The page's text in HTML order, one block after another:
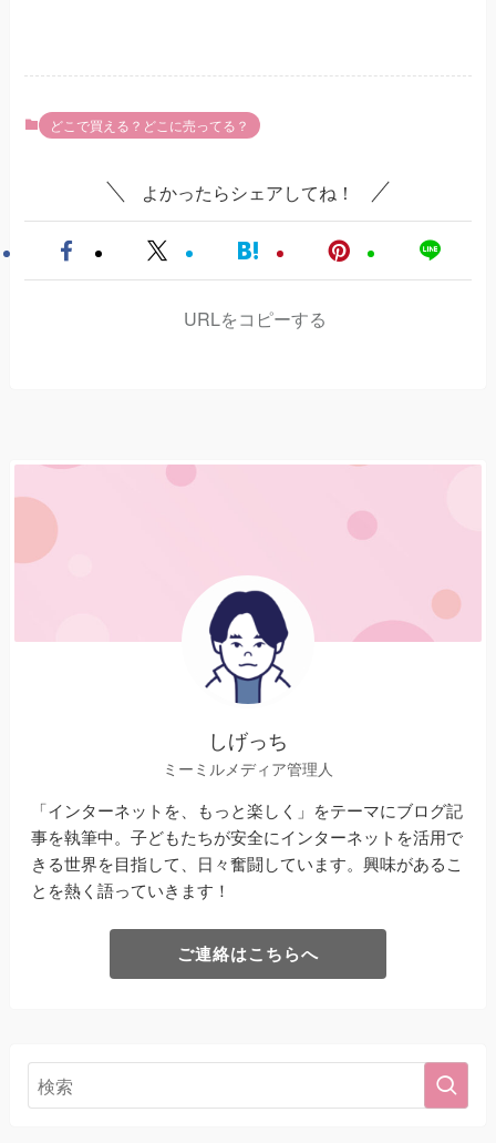
どこで買える？どこに売ってる？
よかったらシェアしてね！
URLをコピーする
しげっち
ミーミルメディア管理人
「インターネットを、もっと楽しく」をテーマにブログ記
事を執筆中。子どもたちが安全にインターネットを活用で
きる世界を目指して、日々奮闘しています。興味があるこ
とを熱く語っていきます！
ご連絡はこちらへ